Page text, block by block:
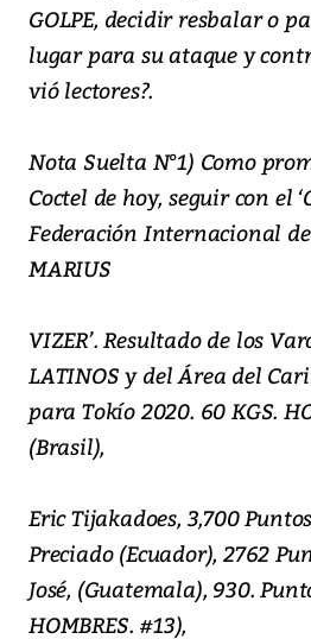
GOLPE, decidir resbalar o
lugar para su ataque y
vió lectores?.
Nota Suelta N°1) Como
Coctel de hoy, seguir con el
Federación Internacional
MARIUS
VIZER’. Resultado de los
LATINOS y del Área del
para Tokío 2020. 60 KGS.
(Brasil),
Eric Tijakadoes, 3,700
Preciado (Ecuador), 2762
José, (Guatemala), 930.
HOMBRES. #13),